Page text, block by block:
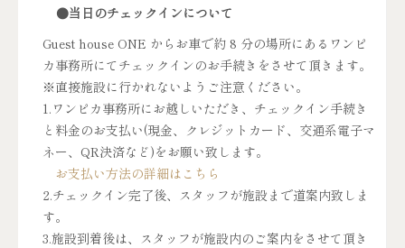
●当日のチェックインについて
Guest house ONE からお車で約 8 分の場所にあるワンピ
カ事務所にてチェックインのお手続きをさせて頂きます。
※直接施設に行かれないようご注意ください。
1.ワンピカ事務所にお越しいただき、チェックイン手続き
と料金のお支払い(現金、クレジットカード、交通系電子マ
ネー、QR決済など)をお願い致します。
お支払い方法の詳細はこちら
2.チェックイン完了後、スタッフが施設まで道案内致しま
す。
3.施設到着後は、スタッフが施設内のご案内をさせて頂き